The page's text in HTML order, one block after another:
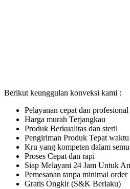
Berikut keunggulan konveksi kami :
Pelayanan cepat dan profesional
Harga murah Terjangkau
Produk Berkualitas dan steril
Pengiriman Produk Tepat waktu
Kru yang kompeten dalam
Proses Cepat dan rapi
Siap Melayani 24 Jam Untuk
Pemesanan tanpa minimal order
Gratis Ongkir (S&K Berlaku)